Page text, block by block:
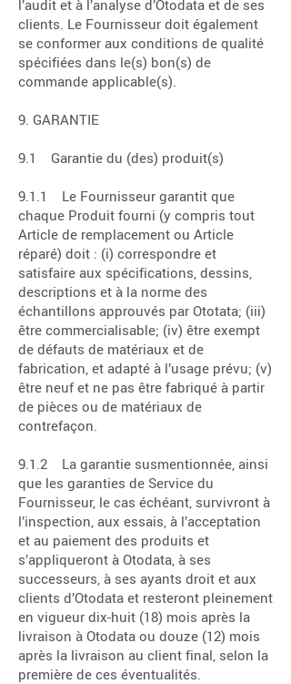
l’audit et à l’analyse d’Otodata et de ses
clients. Le Fournisseur doit également
se conformer aux conditions de qualité
spécifiées dans le(s) bon(s) de
commande applicable(s).
9. GARANTIE
9.1 Garantie du (des) produit(s)
9.1.1 Le Fournisseur garantit que
chaque Produit fourni (y compris tout
Article de remplacement ou Article
réparé) doit : (i) correspondre et
satisfaire aux spécifications, dessins,
descriptions et à la norme des
échantillons approuvés par Ototata; (iii)
être commercialisable; (iv) être exempt
de défauts de matériaux et de
fabrication, et adapté à l’usage prévu; (v)
être neuf et ne pas être fabriqué à partir
de pièces ou de matériaux de
contrefaçon.
9.1.2 La garantie susmentionnée, ainsi
que les garanties de Service du
Fournisseur, le cas échéant, survivront à
l’inspection, aux essais, à l’acceptation
et au paiement des produits et
s’appliqueront à Otodata, à ses
successeurs, à ses ayants droit et aux
clients d’Otodata et resteront pleinement
en vigueur dix-huit (18) mois après la
livraison à Otodata ou douze (12) mois
après la livraison au client final, selon la
première de ces éventualités.